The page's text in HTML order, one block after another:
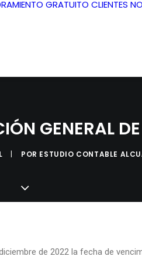
GRATUITO CLIENTES
GENERAL
| POR ESTUDIO CONTABLE
de 2022 la fecha de